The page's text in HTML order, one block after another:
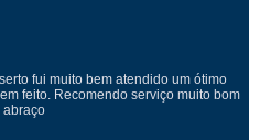
fui muito bem atendido um ótimo
feito. Recomendo serviço muito bom
abraço